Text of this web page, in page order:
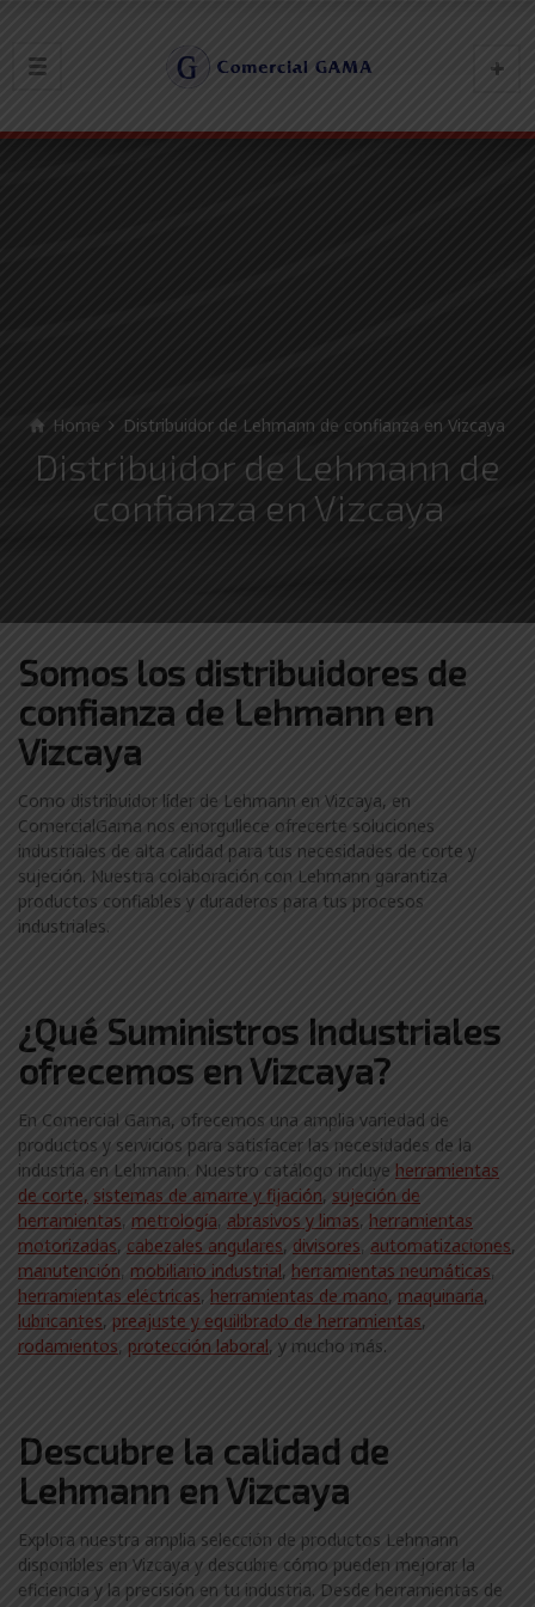
Home Distribuidor de Lehmann de confianza en Vizcaya
Distribuidor de Lehmann de
confianza en Vizcaya
Somos los distribuidores de
confianza de Lehmann en
Vizcaya
Como distribuidor líder de Lehmann en Vizcaya, en
ComercialGama nos enorgullece ofrecerte soluciones
industriales de alta calidad para tus necesidades de corte y
sujeción. Nuestra colaboración con Lehmann garantiza
productos confiables y duraderos para tus procesos
industriales.
¿Qué Suministros Industriales
ofrecemos en Vizcaya?
En Comercial Gama, ofrecemos una amplia variedad de
productos y servicios para satisfacer las necesidades de la
industria en Lehmann. Nuestro catálogo incluye herramientas
de corte, sistemas de amarre y fijación, sujeción de
herramientas, metrología, abrasivos y limas, herramientas
motorizadas, cabezales angulares, divisores, automatizaciones,
manutención, mobiliario industrial, herramientas neumáticas,
herramientas eléctricas, herramientas de mano, maquinaria,
lubricantes, preajuste y equilibrado de herramientas,
rodamientos, protección laboral, y mucho más.
Descubre la calidad de
Lehmann en Vizcaya
Explora nuestra amplia selección de productos Lehmann
disponibles en Vizcaya y descubre cómo pueden mejorar la
eficiencia y la precisión en tu industria. Desde herramientas de